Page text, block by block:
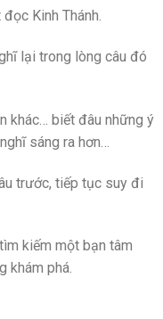
Kinh Thánh.
lại trong lòng câu đó
khác… biết đâu những ý
sáng ra hơn…
trước, tiếp tục suy đi
kiếm một bạn tâm
khám phá.